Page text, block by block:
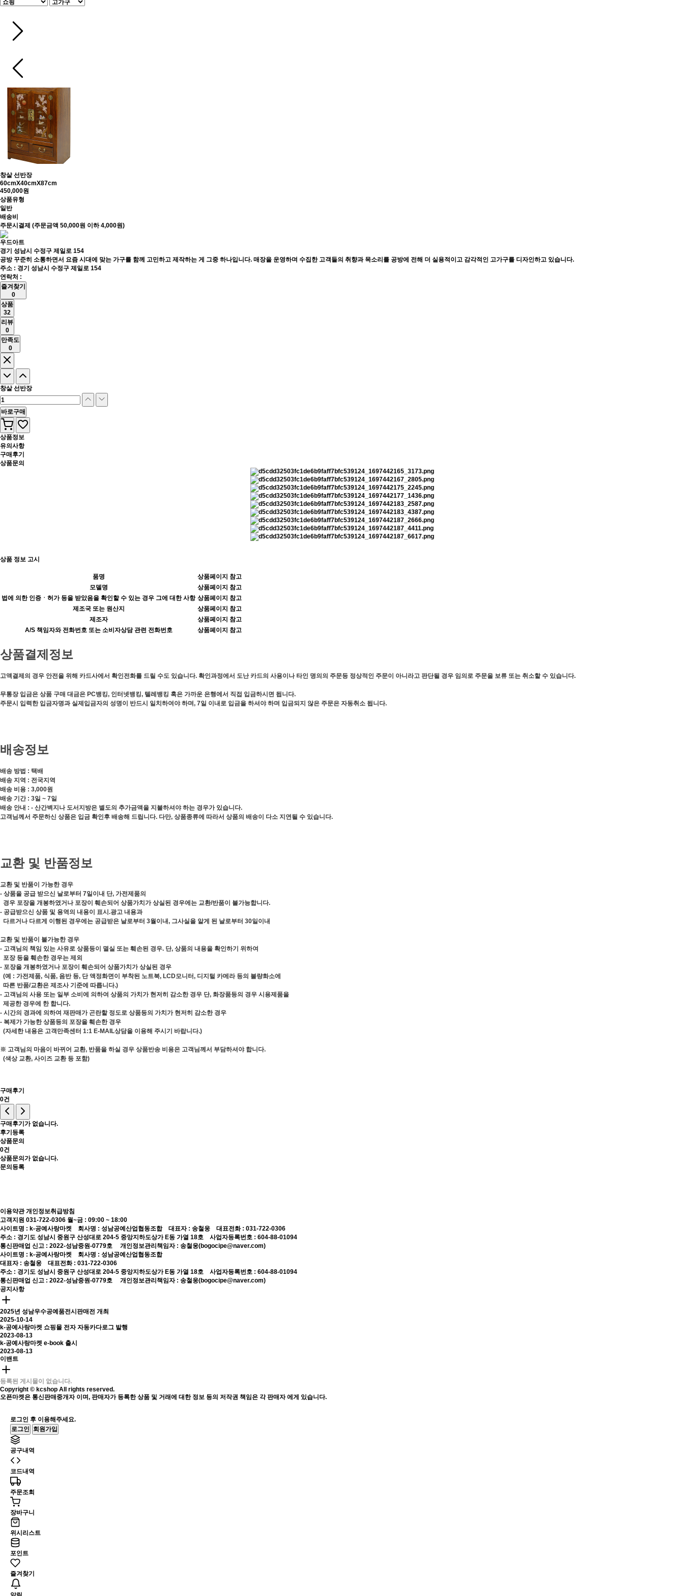
창살 선반장
60cmX40cmX87cm
450,000원
상품유형
일반
배송비
주문시결제 (주문금액 50,000원 이하 4,000원)
우드아트
경기 성남시 수정구 제일로 154
공방 꾸준히 소통하면서 요즘 시대에 맞는 가구를 함께 고민하고 제작하는 게 그중 하나입니다. 매장을 운영하며 수집한 고객들의 취향과 목소리를 공방에 전해 더 실용적이고 감각적인 고가구를 디자인하고 있습니다.
주소 : 경기 성남시 수정구 제일로 154
연락처 :
즐겨찾기
0
상품
32
리뷰
0
만족도
0
창살 선반장
바로구매
상품정보
유의사항
구매후기
상품문의
상품 정보 고시
품명
상품페이지 참고
모델명
상품페이지 참고
법에 의한 인증ㆍ허가 등을 받았음을 확인할 수 있는 경우 그에 대한 사항 상품페이지 참고
제조국 또는 원산지
상품페이지 참고
제조자
상품페이지 참고
A/S 책임자와 전화번호 또는 소비자상담 관련 전화번호
상품페이지 참고
상품결제정보
고액결제의 경우 안전을 위해 카드사에서 확인전화를 드릴 수도 있습니다. 확인과정에서 도난 카드의 사용이나 타인 명의의 주문등 정상적인 주문이 아니라고 판단될 경우 임의로 주문을 보류 또는 취소할 수 있습니다.
무통장 입금은 상품 구매 대금은 PC뱅킹, 인터넷뱅킹, 텔레뱅킹 혹은 가까운 은행에서 직접 입금하시면 됩니다.
주문시 입력한 입금자명과 실제입금자의 성명이 반드시 일치하여야 하며, 7일 이내로 입금을 하셔야 하며 입금되지 않은 주문은 자동취소 됩니다.
배송정보
배송 방법 : 택배
배송 지역 : 전국지역
배송 비용 : 3,000원
배송 기간 : 3일 ~ 7일
배송 안내 : - 산간벽지나 도서지방은 별도의 추가금액을 지불하셔야 하는 경우가 있습니다.
고객님께서 주문하신 상품은 입금 확인후 배송해 드립니다. 다만, 상품종류에 따라서 상품의 배송이 다소 지연될 수 있습니다.
교환 및 반품정보
교환 및 반품이 가능한 경우
- 상품을 공급 받으신 날로부터 7일이내 단, 가전제품의
경우 포장을 개봉하였거나 포장이 훼손되어 상품가치가 상실된 경우에는 교환/반품이 불가능합니다.
- 공급받으신 상품 및 용역의 내용이 표시.광고 내용과
다르거나 다르게 이행된 경우에는 공급받은 날로부터 3월이내, 그사실을 알게 된 날로부터 30일이내
교환 및 반품이 불가능한 경우
- 고객님의 책임 있는 사유로 상품등이 멸실 또는 훼손된 경우. 단, 상품의 내용을 확인하기 위하여
포장 등을 훼손한 경우는 제외
- 포장을 개봉하였거나 포장이 훼손되어 상품가치가 상실된 경우
(예 : 가전제품, 식품, 음반 등, 단 액정화면이 부착된 노트북, LCD모니터, 디지털 카메라 등의 불량화소에
따른 반품/교환은 제조사 기준에 따릅니다.)
- 고객님의 사용 또는 일부 소비에 의하여 상품의 가치가 현저히 감소한 경우 단, 화장품등의 경우 시용제품을
제공한 경우에 한 합니다.
- 시간의 경과에 의하여 재판매가 곤란할 정도로 상품등의 가치가 현저히 감소한 경우
- 복제가 가능한 상품등의 포장을 훼손한 경우
(자세한 내용은 고객만족센터 1:1 E-MAIL상담을 이용해 주시기 바랍니다.)
※ 고객님의 마음이 바뀌어 교환, 반품을 하실 경우 상품반송 비용은 고객님께서 부담하셔야 합니다.
(색상 교환, 사이즈 교환 등 포함)
구매후기
0건
구매후기가 없습니다.
후기등록
상품문의
0건
상품문의가 없습니다.
문의등록
이용약관 개인정보취급방침
고객지원 031-722-0306 월~금 : 09:00 ~ 18:00
사이트명 : k-공예사랑마켓 회사명 : 성남공예산업협동조합 대표자 : 송철웅 대표전화 : 031-722-0306
주소 : 경기도 성남시 중원구 산성대로 204-5 중앙지하도상가 E동 가열 18호 사업자등록번호 : 604-88-01094
통신판매업 신고 : 2022-성남중원-0779호 개인정보관리책임자 : 송철웅(bogocipe@naver.com)
사이트명 : k-공예사랑마켓 회사명 : 성남공예산업협동조합
대표자 : 송철웅 대표전화 : 031-722-0306
주소 : 경기도 성남시 중원구 산성대로 204-5 중앙지하도상가 E동 가열 18호 사업자등록번호 : 604-88-01094
통신판매업 신고 : 2022-성남중원-0779호 개인정보관리책임자 : 송철웅(bogocipe@naver.com)
공지사항
2025년 성남우수공예품전시판매전 개최
2025-10-14
k-공예사랑마켓 쇼핑몰 전자 자동카다로그 발행
2023-08-13
k-공예사랑마켓 e-book 출시
2023-08-13
이밴트
등록된 게시물이 없습니다.
Copyright © kcshop All rights reserved.
오픈마켓은 통신판매중개자 이며, 판매자가 등록한 상품 및 거래에 대한 정보 등의 저작권 책임은 각 판매자 에게 있습니다.
로그인 후 이용해주세요.
로그인
회원가입
공구내역
코드내역
주문조회
장바구니
위시리스트
포인트
즐겨찾기